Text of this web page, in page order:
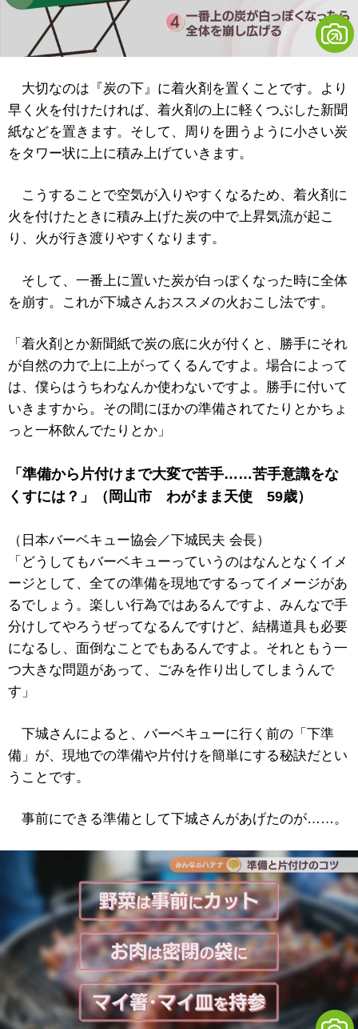
大切なのは『炭の下』に着火剤を置くことです。より
早く火を付けたければ、着火剤の上に軽くつぶした新聞
紙などを置きます。そして、周りを囲うように小さい炭
をタワー状に上に積み上げていきます。
こうすることで空気が入りやすくなるため、着火剤に
火を付けたときに積み上げた炭の中で上昇気流が起こ
り、火が行き渡りやすくなります。
そして、一番上に置いた炭が白っぽくなった時に全体
を崩す。これが下城さんおススメの火おこし法です。
「着火剤とか新聞紙で炭の底に火が付くと、勝手にそれ
が自然の力で上に上がってくるんですよ。場合によって
は、僕らはうちわなんか使わないですよ。勝手に付いて
いきますから。その間にほかの準備されてたりとかちょ
っと一杯飲んでたりとか」
「準備から片付けまで大変で苦手……苦手意識をな
くすには？」（岡山市 わがまま天使 59歳）
（日本バーベキュー協会／下城民夫 会長）
「どうしてもバーベキューっていうのはなんとなくイメ
ージとして、全ての準備を現地でするってイメージがあ
るでしょう。楽しい行為ではあるんですよ、みんなで手
分けしてやろうぜってなるんですけど、結構道具も必要
になるし、面倒なことでもあるんですよ。それともう一
つ大きな問題があって、ごみを作り出してしまうんで
す」
下城さんによると、バーベキューに行く前の「下準
備」が、現地での準備や片付けを簡単にする秘訣だとい
うことです。
事前にできる準備として下城さんがあげたのが……。